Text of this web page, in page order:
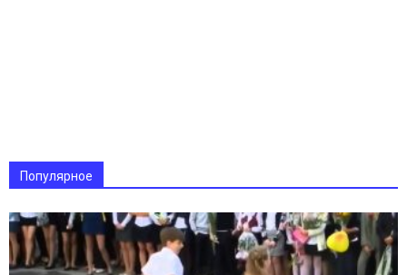
Популярное